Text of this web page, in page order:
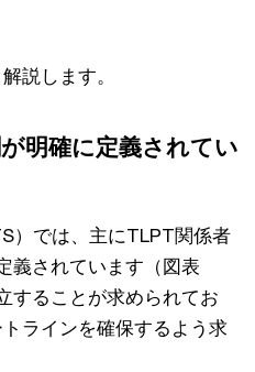
説します。
明確に定義されてい
）では、主にTLPT関係者
義されています（図表
することが求められてお
ラインを確保するよう求